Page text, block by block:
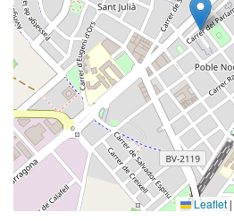
Leaflet |